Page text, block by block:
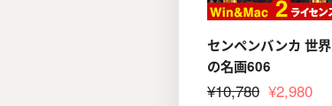
センペンバンカ 世界
の名画606
¥10,780 ¥2,980